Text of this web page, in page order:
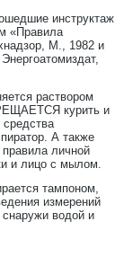
инструктаж
«Правила
М., 1982 и
раствором
курить и
А также
личной
и лицо с мылом.
тампоном,
измерений
водой и